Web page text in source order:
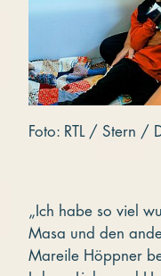
Foto: RTL / Stern /
„Ich habe so viel
Masa und den
Mareile Höppner